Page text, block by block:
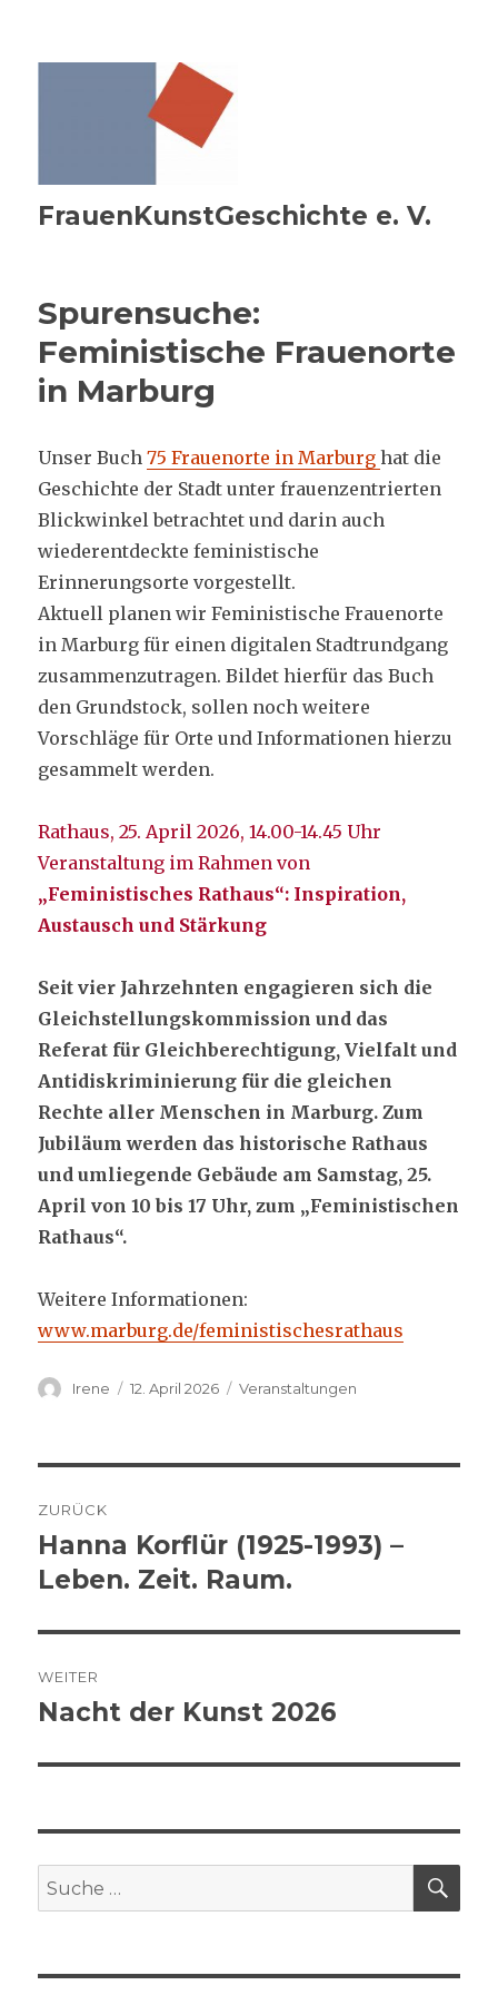
FrauenKunstGeschichte e. V.
Spurensuche:
Feministische Frauenorte
in Marburg
Unser Buch75 Frauenorte in Marburg hat die
Geschichte der Stadt unter frauenzentrierten
Blickwinkel betrachtet und darin auch
wiederentdeckte feministische
Erinnerungsorte vorgestellt.
Aktuell planen wir Feministische Frauenorte
in Marburg für einen digitalen Stadtrundgang
zusammenzutragen. Bildet hierfür das Buch
den Grundstock, sollen noch weitere
Vorschläge für Orte und Informationen hierzu
gesammelt werden.
Rathaus, 25. April 2026, 14.00-14.45 Uhr
Veranstaltung im Rahmen von
„Feministisches Rathaus“: Inspiration,
Austausch und Stärkung
Seit vier Jahrzehnten engagieren sich die
Gleichstellungskommission und das
Referat für Gleichberechtigung, Vielfalt und
Antidiskriminierung für die gleichen
Rechte aller Menschen in Marburg. Zum
Jubiläum werden das historische Rathaus
und umliegende Gebäude am Samstag, 25.
April von 10 bis 17 Uhr, zum „Feministischen
Rathaus“.
Weitere Informationen:
www.marburg.de/feministischesrathaus
Autor
Irene
Veröffentlicht
12. April 2026 Kategorien
Veranstaltungen
ZURÜCK
Vorheriger
Beitrag:
Hanna Korflür (1925-1993) –
Leben. Zeit. Raum.
WEITER
Nächster
Nacht der Kunst 2026
Suche
nach: